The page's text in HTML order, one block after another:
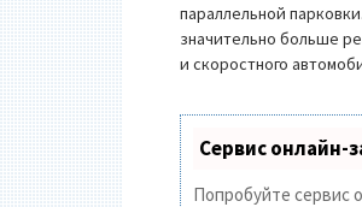
параллельной
значительно больше
и скоростного
Сервис онлайн-
Попробуйте сервис